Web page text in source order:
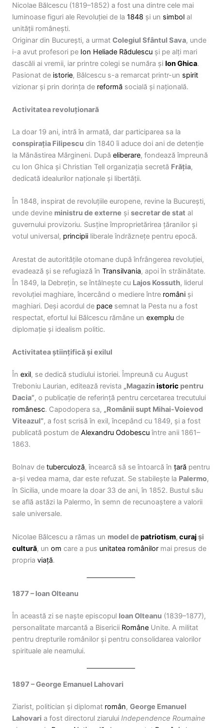
Nicolae Bălcescu (1819–1852) a fost una dintre cele mai
luminoase figuri ale Revoluției de la 1848 și un simbol al
unității românești.
Originar din București, a urmat Colegiul Sfântul Sava, unde
i-a avut profesori pe Ion Heliade Rădulescu și pe alți mari
dascăli ai vremii, iar printre colegi se număra și Ion Ghica.
Pasionat de istorie, Bălcescu s-a remarcat printr-un spirit
vizionar și prin dorința de reformă socială și națională.
Activitatea revoluționară
La doar 19 ani, intră în armată, dar participarea sa la
conspirația Filipescu din 1840 îi aduce doi ani de detenție
la Mănăstirea Mărgineni. După eliberare, fondează împreună
cu Ion Ghica și Christian Tell organizația secretă Frăția,
dedicată idealurilor naționale și libertății.
În 1848, inspirat de revoluțiile europene, revine la București,
unde devine ministru de externe și secretar de stat al
guvernului provizoriu. Susține împroprietărirea țăranilor și
votul universal, principii liberale îndrăznețe pentru epocă.
Arestat de autoritățile otomane după înfrângerea revoluției,
evadează și se refugiază în Transilvania, apoi în străinătate.
În 1849, la Debrețin, se întâlnește cu Lajos Kossuth, liderul
revoluției maghiare, încercând o mediere între români și
maghiari. Deși acordul de pace semnat la Pesta nu a fost
respectat, efortul lui Bălcescu rămâne un exemplu de
diplomație și idealism politic.
Activitatea științifică și exilul
În exil, se dedică studiului istoriei. Împreună cu August
Treboniu Laurian, editează revista „Magazinistoric pentru
Dacia”, o publicație de referință pentru cercetarea trecutului
românesc. Capodopera sa, „Românii supt Mihai-Voievod
Viteazul”, a fost scrisă în exil, începând cu 1849, și a fost
publicată postum de Alexandru Odobescu între anii 1861–
1863.
Bolnav de tuberculoză, încearcă să se întoarcă în țară pentru
a-și vedea mama, dar este refuzat. Se stabilește la Palermo,
în Sicilia, unde moare la doar 33 de ani, în 1852. Bustul său
se află astăzi la Palermo, în semn de recunoaștere a valorii
sale universale.
Nicolae Bălcescu a rămas un model de patriotism, curaj și
cultură, un om care a pus unitatea românilor mai presus de
propria viață.
1877 – Ioan Olteanu
În această zi se naște episcopul Ioan Olteanu (1839–1877),
personalitate marcantă a Bisericii Române Unite. A militat
pentru drepturile românilor și pentru consolidarea valorilor
spirituale ale neamului.
1897 – George Emanuel Lahovari
Ziarist, politician și diplomat român, George Emanuel
Lahovari a fost directorul ziarului Independence Roumaine